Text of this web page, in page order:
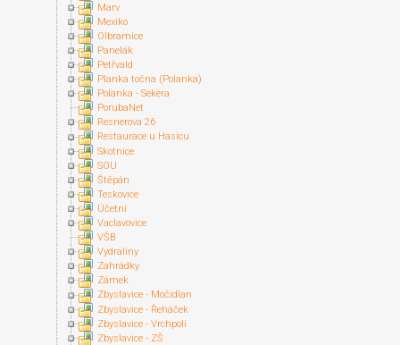
Marv
Mexiko
Olbramice
Panelák
Petřvald
Planka točna (Polanka)
Polanka - Sekera
PorubaNet
Resnerova 26
Restaurace u Hasicu
Skotnice
SOU
Štěpán
Teskovice
Účetní
Vaclavovice
VŠB
Vydraliny
Zahrádky
Zámek
Zbyslavice - Močidlan
Zbyslavice - Řeháček
Zbyslavice - Vrchpolí
Zbyslavice - ZŠ